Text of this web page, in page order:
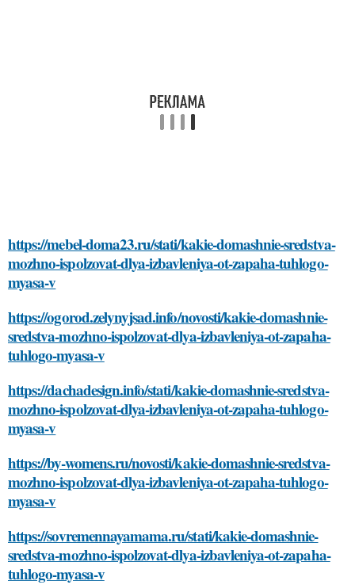
https://mebel-doma23.ru/stati/kakie-domashnie-sredstva-
mozhno-ispolzovat-dlya-izbavleniya-ot-zapaha-tuhlogo-
myasa-v
https://ogorod.zelynyjsad.info/novosti/kakie-domashnie-
sredstva-mozhno-ispolzovat-dlya-izbavleniya-ot-zapaha-
tuhlogo-myasa-v
https://dachadesign.info/stati/kakie-domashnie-sredstva-
mozhno-ispolzovat-dlya-izbavleniya-ot-zapaha-tuhlogo-
myasa-v
https://by-womens.ru/novosti/kakie-domashnie-sredstva-
mozhno-ispolzovat-dlya-izbavleniya-ot-zapaha-tuhlogo-
myasa-v
https://sovremennayamama.ru/stati/kakie-domashnie-
sredstva-mozhno-ispolzovat-dlya-izbavleniya-ot-zapaha-
tuhlogo-myasa-v